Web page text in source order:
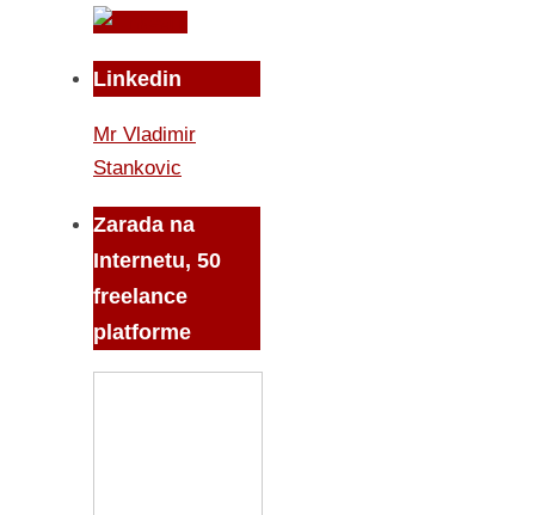
Linkedin
Mr Vladimir
Stankovic
Zarada na
Internetu, 50
freelance
platforme